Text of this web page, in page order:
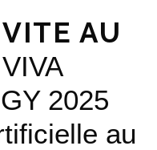
AU
VIVA
2025
au